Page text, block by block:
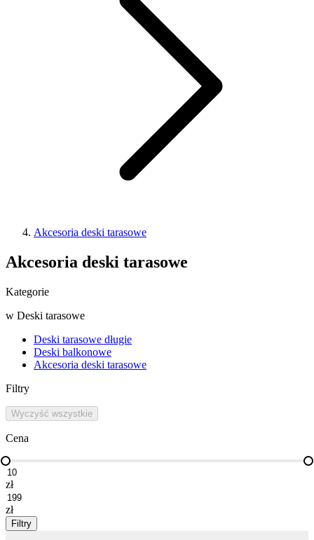
Akcesoria deski tarasowe
Akcesoria deski tarasowe
Kategorie
w Deski tarasowe
Deski tarasowe długie
Deski balkonowe
Akcesoria deski tarasowe
Filtry
Wyczyść wszystkie
Cena
zł
zł
Filtry